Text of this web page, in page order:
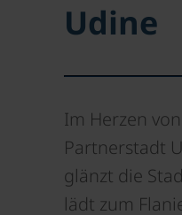
Udine
Im Herzen
Partnerstadt
glänzt die
lädt zum